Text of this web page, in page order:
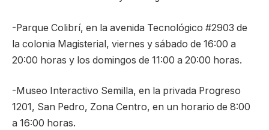
-Parque Colibrí, en la avenida Tecnológico #2903 de
la colonia Magisterial, viernes y sábado de 16:00 a
20:00 horas y los domingos de 11:00 a 20:00 horas.
-Museo Interactivo Semilla, en la privada Progreso
1201, San Pedro, Zona Centro, en un horario de 8:00
a 16:00 horas.